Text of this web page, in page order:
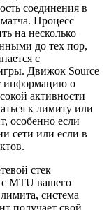
соединения в
Процесс
на несколько
до тех пор,
с
Движок Source
информацию о
активности
к лимиту или
особенно если
сети или если в
стек
с MTU вашего
система
получает свой